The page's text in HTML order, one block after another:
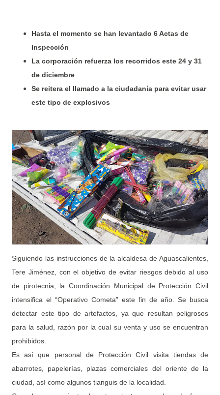
Hasta el momento se han levantado 6 Actas de
Inspección
La corporación refuerza los recorridos este 24 y 31
de diciembre
Se reitera el llamado a la ciudadanía para evitar usar
este tipo de explosivos
Siguiendo las instrucciones de la alcaldesa de Aguascalientes,
Tere Jiménez, con el objetivo de evitar riesgos debido al uso
de pirotecnia, la Coordinación Municipal de Protección Civil
intensifica el “Operativo Cometa” este fin de año. Se busca
detectar este tipo de artefactos, ya que resultan peligrosos
para la salud, razón por la cual su venta y uso se encuentran
prohibidos.
Es así que personal de Protección Civil visita tiendas de
abarrotes, papelerías, plazas comerciales del oriente de la
ciudad, así como algunos tianguis de la localidad.